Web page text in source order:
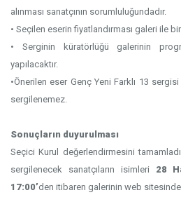
alınması sanatçının sorumluluğundadır.
• Seçilen eserin fiyatlandırması galeri ile
• Serginin küratörlüğü galerinin
yapılacaktır.
•Önerilen eser Genç Yeni Farklı 13
sergilenemez.
Sonuçların duyurulması
Seçici Kurul değerlendirmesini
sergilenecek sanatçıların isimleri 28
17:00’den itibaren galerinin web